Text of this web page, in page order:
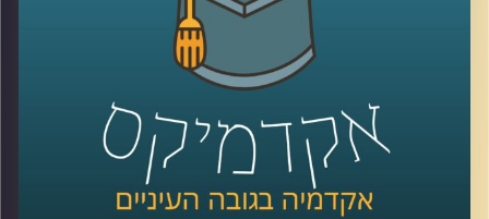
האחרונות אנחנו רואים יותר ויותר מקרים של
שילוב שני התחומים האלו, מה שהתחיל עוד
בשעה מרתקת שהולכת לגלות לכם המון דברים
על העבר וגם על העתיד, ד"ר רויטל הולנדר